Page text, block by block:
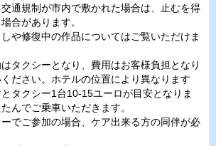
通規制が市内で敷かれた場合は、止むを得
合があります。
や修復中の作品についてはご覧いただけま
タクシーとなり、費用はお客様負担となり
ださい。ホテルの位置により異なります
タクシー1台10-15ユーロが目安となりま
んでご乗車いただきます。
でご参加の場合、ケア出来る方の同伴が必